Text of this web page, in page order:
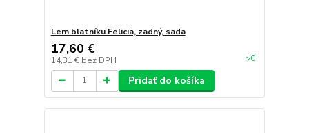
Lem blatníku Felicia, zadný, sada
17,60 €
14,31 € bez DPH >0
Pridať do košíka